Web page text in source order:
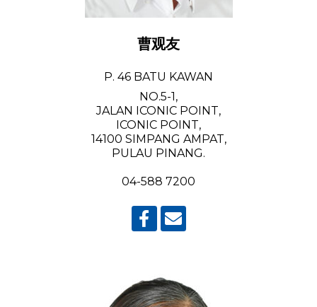
曹观友
P. 46 BATU KAWAN
NO.5-1,
JALAN ICONIC POINT,
ICONIC POINT,
14100 SIMPANG AMPAT,
PULAU PINANG.
04-588 7200